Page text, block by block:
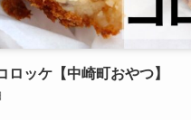
ロッケ【中崎町おやつ】